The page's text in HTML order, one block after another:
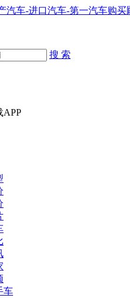
搜 索
APP
车